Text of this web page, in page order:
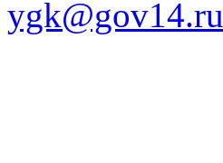
ygk@gov14.ru